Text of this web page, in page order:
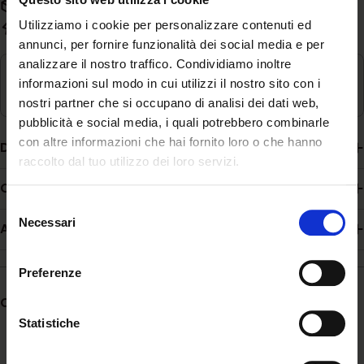
Utilizziamo i cookie per personalizzare contenuti ed
annunci, per fornire funzionalità dei social media e per
analizzare il nostro traffico. Condividiamo inoltre
informazioni sul modo in cui utilizzi il nostro sito con i
nostri partner che si occupano di analisi dei dati web,
pubblicità e social media, i quali potrebbero combinarle
con altre informazioni che hai fornito loro o che hanno
raccolto dal tuo utilizzo dei loro servizi.
delNecessari
Preferenze
Statistiche
Spedizione gratuita con spesa superiore a 59€
Evasione rapida in 3-5 giorni lavorativi
Ritiro disponibile in Magazzino
Descrizione
Composizione
Additivi
Condividere: